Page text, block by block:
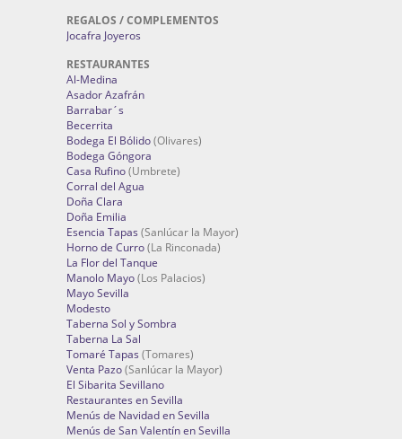
REGALOS / COMPLEMENTOS
Jocafra Joyeros
RESTAURANTES
Al-Medina
Asador Azafrán
Barrabar´s
Becerrita
Bodega El Bólido(Olivares)
Bodega Góngora
Casa Rufino(Umbrete)
Corral del Agua
Doña Clara
Doña Emilia
Esencia Tapas (Sanlúcar la Mayor)
Horno de Curro(La Rinconada)
La Flor del Tanque
Manolo Mayo(Los Palacios)
Mayo Sevilla
Modesto
Taberna Sol y Sombra
Taberna La Sal
Tomaré Tapas (Tomares)
Venta Pazo(Sanlúcar la Mayor)
El Sibarita Sevillano
Restaurantes en Sevilla
Menús de Navidad en Sevilla
Menús de San Valentín en Sevilla